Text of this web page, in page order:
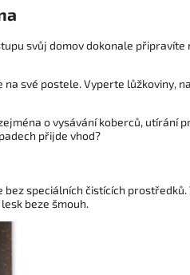
svůj domov dokonale připravíte
své postele. Vyperte lůžkoviny,
o vysávání koberců, utírání
přijde vhod?
speciálních čistících prostředků.
beze šmouh.